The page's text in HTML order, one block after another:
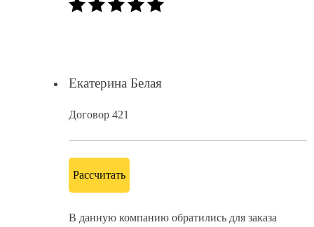
Екатерина Белая
Договор 421
Рассчитать
В данную компанию обратились для заказа